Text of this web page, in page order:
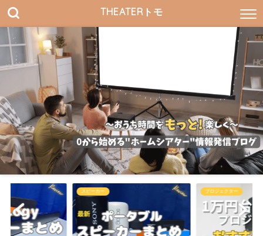
THEATERトモ
スピーカー プロジェクター